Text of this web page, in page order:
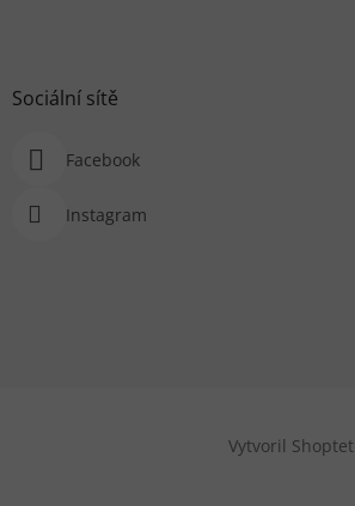
Sociální sítě
Facebook
Instagram
Vytvoril Shoptet